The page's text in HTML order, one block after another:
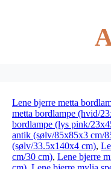
Lene bjerre metta
metta bordlampe (hvid/
bordlampe (lys pink/
antik (sølv/85x85x3 cm/
(sølv/33.5x140x4 cm),
cm/30 cm), Lene bjerre